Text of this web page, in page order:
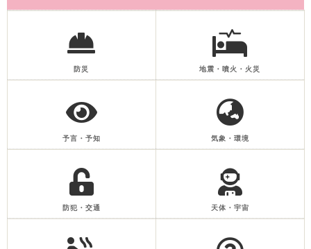
防災 地震・噴火・火災
予言・予知 気象・環境
防犯・交通 天体・宇宙